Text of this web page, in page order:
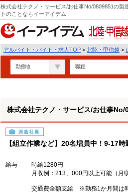
株式会社テクノ・サービス/お仕事No/0809851の
トのことならイーアイデム
北陸・甲信越
アルバイト・バイト・求人TOP > 北陸・甲信越 >
勤務地 職種
株式会社テクノ・サービス/お仕事No/
派遣社員
【組立作業など】20名増員中！9-17
給与
時給1280円
月収例：213、000円以上可能（月
交通費全額支給 ※勤務1か月間は